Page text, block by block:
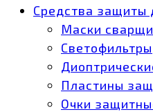
Средства защиты
Маски
Светофильтры
Пластины
Очки